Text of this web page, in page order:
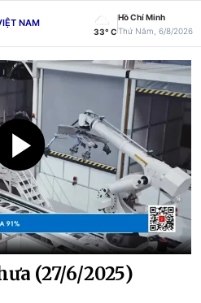
NAM
33° C
Hồ Chí Minh
Thứ Năm, 6/8/2026
(27/6/2025)